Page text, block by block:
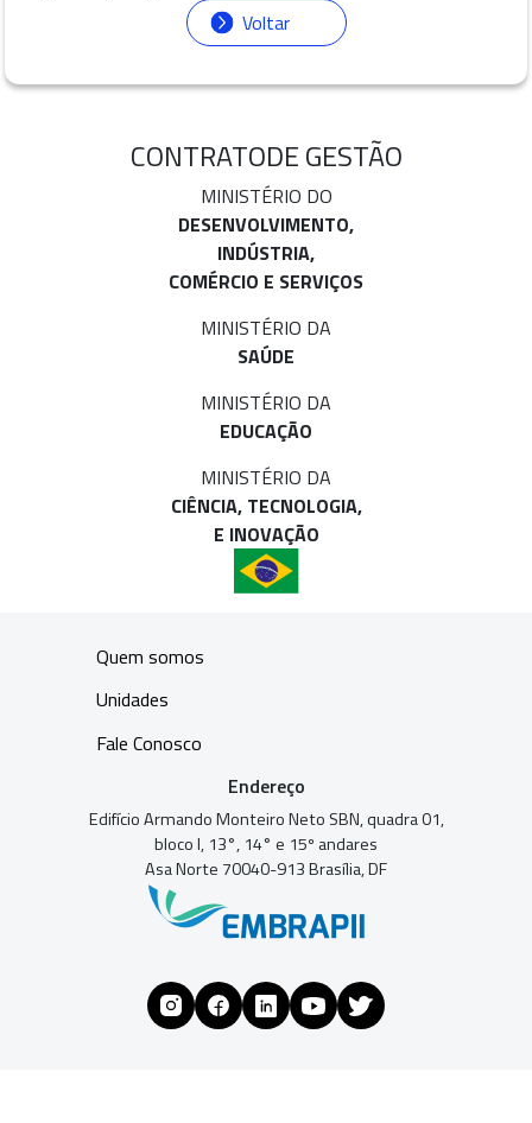
Voltar
CONTRATODE GESTÃO
MINISTÉRIO DO
DESENVOLVIMENTO,
INDÚSTRIA,
COMÉRCIO E SERVIÇOS
MINISTÉRIO DA
SAÚDE
MINISTÉRIO DA
EDUCAÇÃO
MINISTÉRIO DA
CIÊNCIA, TECNOLOGIA,
E INOVAÇÃO
Quem somos
Unidades
Fale Conosco
Endereço
Edifício Armando Monteiro Neto SBN, quadra 01,
bloco I, 13°, 14° e 15º andares
Asa Norte 70040-913 Brasília, DF